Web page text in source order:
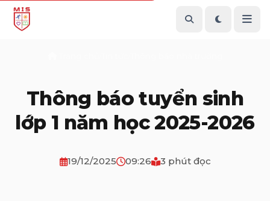
Thông báo tuyển sinh
lớp 1 năm học 2025-2026
19/12/2025 09:26 3 phút đọc